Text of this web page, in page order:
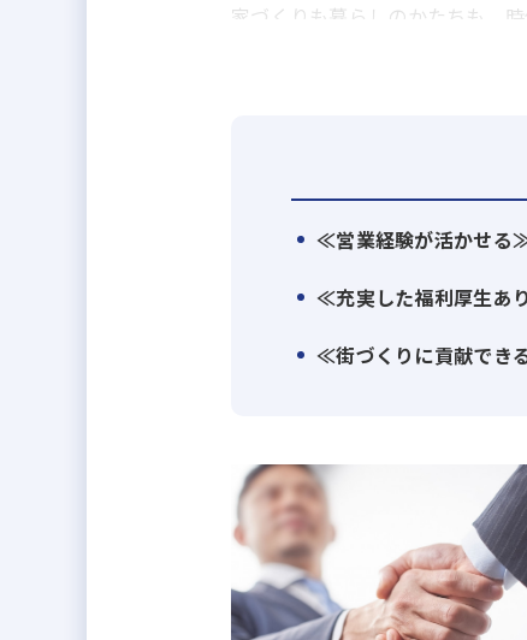
家づくりも暮らしのかたちも、
だからこそ、私たち自身も新た
≪営業経験が活かせる
≪充実した福利厚生あ
≪街づくりに貢献でき